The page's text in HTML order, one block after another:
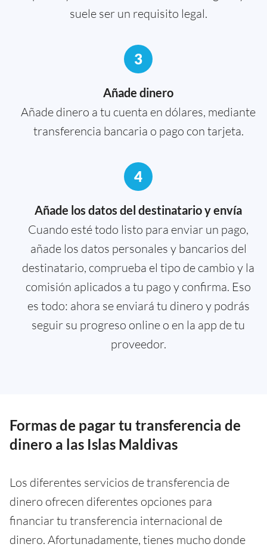
suele ser un requisito legal.
3
Añade dinero
Añade dinero a tu cuenta en dólares, mediante
transferencia bancaria o pago con tarjeta.
4
Añade los datos del destinatario y envía
Cuando esté todo listo para enviar un pago,
añade los datos personales y bancarios del
destinatario, comprueba el tipo de cambio y la
comisión aplicados a tu pago y confirma. Eso
es todo: ahora se enviará tu dinero y podrás
seguir su progreso online o en la app de tu
proveedor.
Formas de pagar tu transferencia de
dinero a las Islas Maldivas
Los diferentes servicios de transferencia de
dinero ofrecen diferentes opciones para
financiar tu transferencia internacional de
dinero. Afortunadamente, tienes mucho donde